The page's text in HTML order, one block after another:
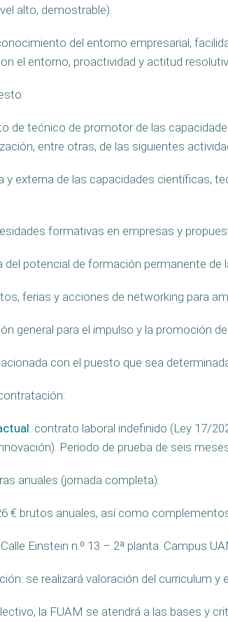
alto, demostrable).
del entorno empresarial,
el entorno, proactividad y actitud
de tećnico de promotor de las
entre otras, de las siguientes
y externa de las capacidades científicas,
formativas en empresas y
del potencial de formación permanente
ferias y acciones de networking para
general para el impulso y la promoción
con el puesto que sea
: contrato laboral indefinido (Ley 17/
Periodo de prueba de seis
anuales (jornada completa).
€ brutos anuales, así como
Calle Einstein n.º 13 – 2ª planta. Campus
se realizará valoración del curriculum
la FUAM se atendrá a las bases y